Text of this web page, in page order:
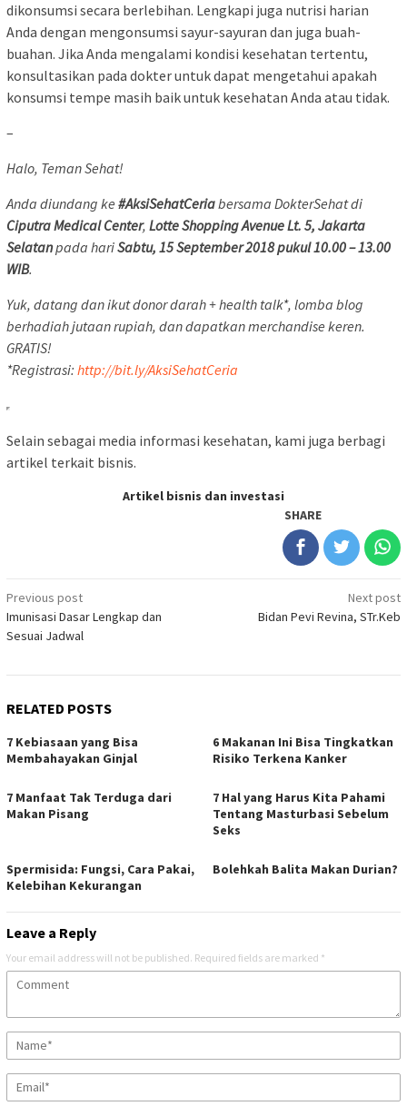
dikonsumsi secara berlebihan. Lengkapi juga nutrisi harian
Anda dengan mengonsumsi sayur-sayuran dan juga buah-
buahan. Jika Anda mengalami kondisi kesehatan tertentu,
konsultasikan pada dokter untuk dapat mengetahui apakah
konsumsi tempe masih baik untuk kesehatan Anda atau tidak.
–
Halo, Teman Sehat!
Anda diundang ke #AksiSehatCeriabersama DokterSehat di
Ciputra Medical Center, Lotte Shopping Avenue Lt. 5, Jakarta
Selatanpada hariSabtu, 15 September 2018 pukul 10.00 – 13.00
WIB.
Yuk, datang dan ikut donor darah + health talk*, lomba blog
berhadiah jutaan rupiah, dan dapatkan merchandise keren.
GRATIS!
*Registrasi: http://bit.ly/AksiSehatCeria
Selain sebagai media informasi kesehatan, kami juga berbagi
artikel terkait bisnis.
Artikel bisnis dan investasi
SHARE
Post
navigation
Previous post
Imunisasi Dasar Lengkap dan
Sesuai Jadwal
Next post
Bidan Pevi Revina, STr.Keb
RELATED POSTS
7 Kebiasaan yang Bisa
Membahayakan Ginjal
6 Makanan Ini Bisa Tingkatkan
Risiko Terkena Kanker
7 Manfaat Tak Terduga dari
Makan Pisang
7 Hal yang Harus Kita Pahami
Tentang Masturbasi Sebelum
Seks
Spermisida: Fungsi, Cara Pakai,
Kelebihan Kekurangan
Bolehkah Balita Makan Durian?
Leave a Reply
Your email address will not be published. Required fields are marked *